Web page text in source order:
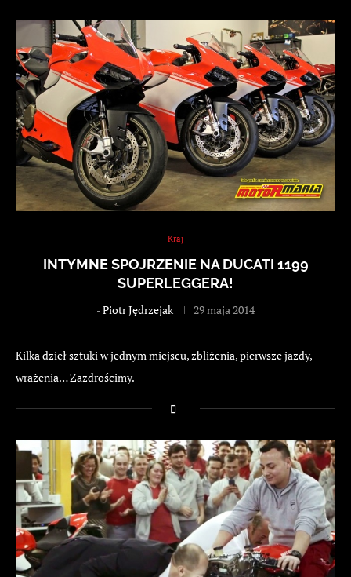
Kraj
INTYMNE SPOJRZENIE NA DUCATI 1199
SUPERLEGGERA!
-Piotr Jędrzejak 29 maja 2014
Kilka dzieł sztuki w jednym miejscu, zbliżenia, pierwsze jazdy,
wrażenia… Zazdrościmy.